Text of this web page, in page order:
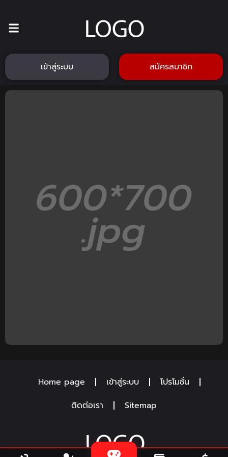
เข้าสู่ระบบ สมัครสมาชิก
Home page เข้าสู่ระบบ
โปรโมชั่น
ติดต่อเรา
Sitemap